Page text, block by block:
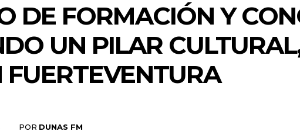
DE FORMACIÓN Y
UN PILAR
FUERTEVENTURA
POR DUNAS FM